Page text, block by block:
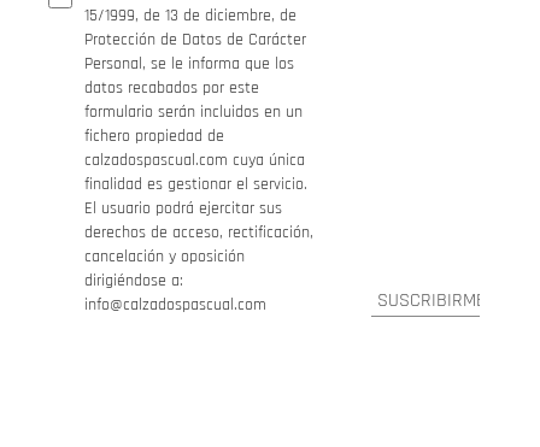
15/1999, de 13 de diciembre, de
Protección de Datos de Carácter
Personal, se le informa que los
datos recabados por este
formulario serán incluidos en un
fichero propiedad de
calzadospascual.com cuya única
finalidad es gestionar el servicio.
El usuario podrá ejercitar sus
derechos de acceso, rectificación,
cancelación y oposición
dirigiéndose a:
info@calzadospascual.com